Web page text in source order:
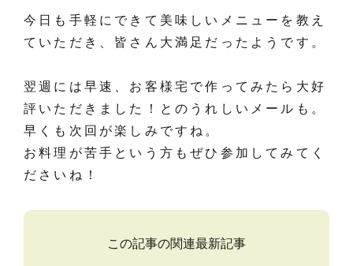
今日も手軽にできて美味しいメニューを教え
ていただき、皆さん大満足だったようです。
翌週には早速、お客様宅で作ってみたら大好
評いただきました！とのうれしいメールも。
早くも次回が楽しみですね。
お料理が苦手という方もぜひ参加してみてく
ださいね！
この記事の関連最新記事